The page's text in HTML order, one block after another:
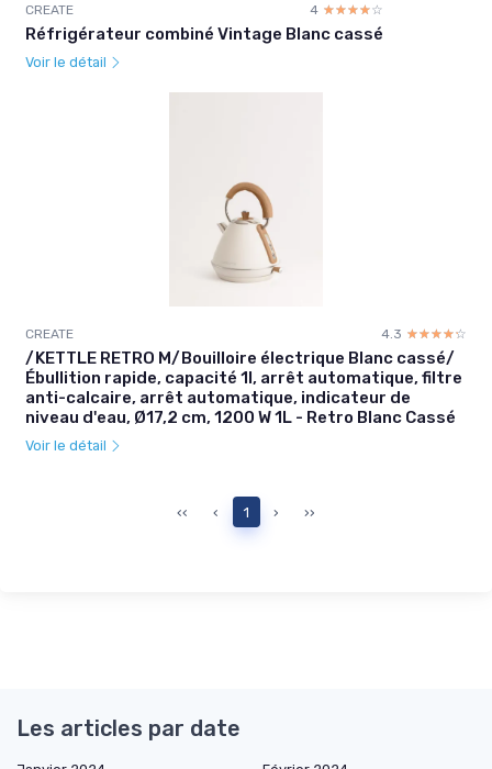
CREATE 4 ☆☆☆☆☆
★★★★★
Réfrigérateur combiné Vintage Blanc cassé
Voir le détail
CREATE 4.3 ☆☆☆☆☆
★★★★★
/KETTLE RETRO M/Bouilloire électrique Blanc cassé/
Ébullition rapide, capacité 1l, arrêt automatique, filtre
anti-calcaire, arrêt automatique, indicateur de
niveau d'eau, Ø17,2 cm, 1200 W 1L - Retro Blanc Cassé
Voir le détail
‹‹ ‹ 1 › ››
Les articles par date